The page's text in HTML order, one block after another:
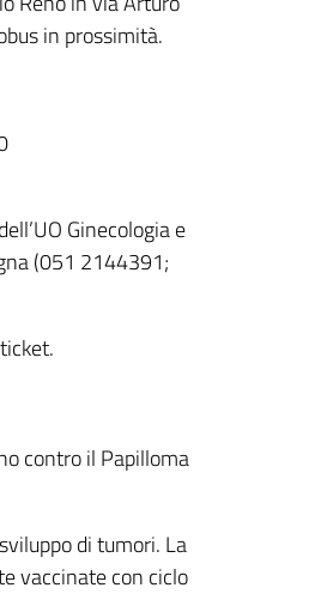
in prossimità.
Ginecologia e
(051 2144391;
contro il Papilloma
di tumori. La
vaccinate con ciclo